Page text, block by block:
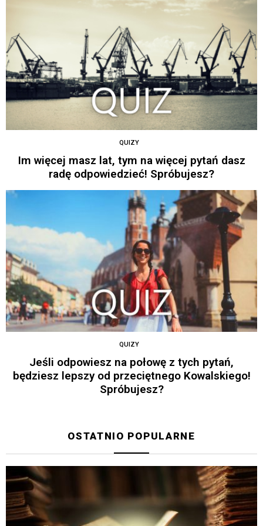
QUIZY
Im więcej masz lat, tym na więcej pytań dasz
radę odpowiedzieć! Spróbujesz?
QUIZY
Jeśli odpowiesz na połowę z tych pytań,
będziesz lepszy od przeciętnego Kowalskiego!
Spróbujesz?
OSTATNIO POPULARNE